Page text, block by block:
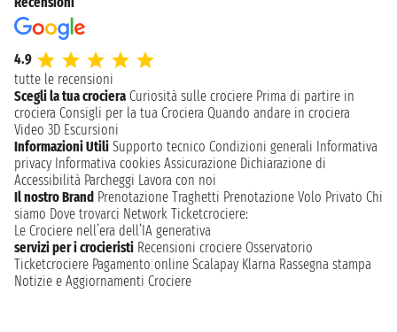
4.9
tutte le recensioni
Scegli la tua crociera Curiosità sulle crociere Prima di partire in
crociera Consigli per la tua Crociera Quando andare in crociera
Video 3D Escursioni
Informazioni Utili Supporto tecnico Condizioni generali Informativa
privacy Informativa cookies Assicurazione Dichiarazione di
Accessibilità Parcheggi Lavora con noi
Il nostro Brand Prenotazione Traghetti Prenotazione Volo Privato Chi
siamo Dove trovarci Network Ticketcrociere:
Le Crociere nell’era dell’IA generativa
servizi per i crocieristi Recensioni crociere Osservatorio
Ticketcrociere Pagamento online Scalapay Klarna Rassegna stampa
Notizie e Aggiornamenti Crociere